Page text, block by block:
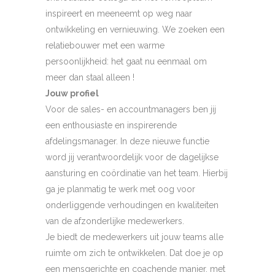
inspireert en meeneemt op weg naar
ontwikkeling en vernieuwing. We zoeken een
relatiebouwer met een warme
persoonlijkheid: het gaat nu eenmaal om
meer dan staal alleen !
Jouw profiel
Voor de sales- en accountmanagers ben jij
een enthousiaste en inspirerende
afdelingsmanager. In deze nieuwe functie
word jij verantwoordelijk voor de dagelijkse
aansturing en coördinatie van het team. Hierbij
ga je planmatig te werk met oog voor
onderliggende verhoudingen en kwaliteiten
van de afzonderlijke medewerkers.
Je biedt de medewerkers uit jouw teams alle
ruimte om zich te ontwikkelen. Dat doe je op
een mensgerichte en coachende manier, met